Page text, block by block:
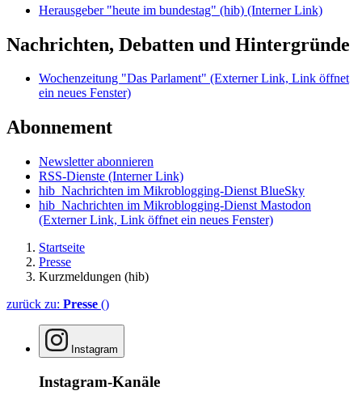
Herausgeber "heute im bundestag" (hib) (Interner Link)
Nachrichten, Debatten und Hintergründe
Wochenzeitung "Das Parlament" (Externer Link, Link öffnet
ein neues Fenster)
Abonnement
Newsletter abonnieren
RSS-Dienste (Interner Link)
hib_Nachrichten im Mikroblogging-Dienst BlueSky
hib_Nachrichten im Mikroblogging-Dienst Mastodon
(Externer Link, Link öffnet ein neues Fenster)
Startseite
Presse
Kurzmeldungen (hib)
zurück zu: Presse ()
Instagram
Instagram-Kanäle